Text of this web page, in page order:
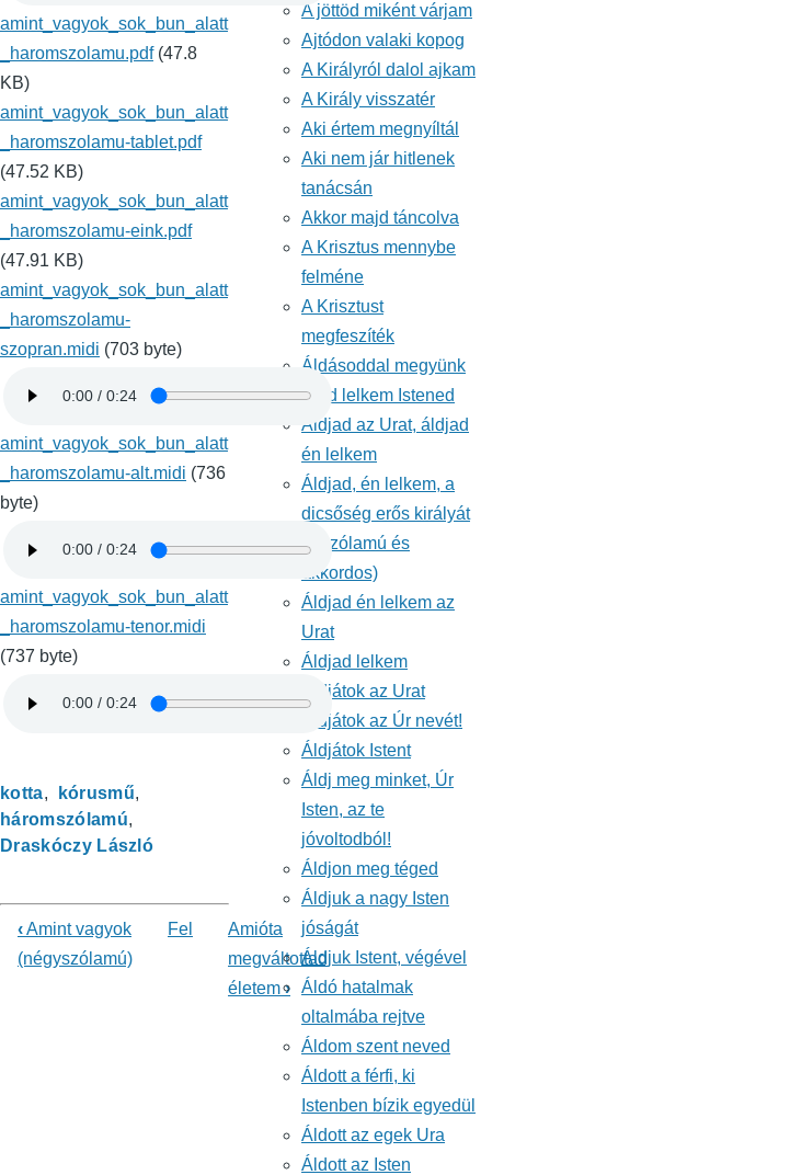
amint_vagyok_sok_bun_alatt
_haromszolamu.pdf (47.8
KB)
amint_vagyok_sok_bun_alatt
_haromszolamu-tablet.pdf
(47.52 KB)
amint_vagyok_sok_bun_alatt
_haromszolamu-eink.pdf
(47.91 KB)
amint_vagyok_sok_bun_alatt
_haromszolamu-
szopran.midi (703 byte)
amint_vagyok_sok_bun_alatt
_haromszolamu-alt.midi (736
byte)
amint_vagyok_sok_bun_alatt
_haromszolamu-tenor.midi
(737 byte)
kotta
kórusmű
háromszólamú
Draskóczy László
Könyv
kereszthivatkozásai
‹Amint vagyok
(négyszólamú)
Fel
Amióta
megváltottad
életem›
A jöttöd miként várjam
Ajtódon valaki kopog
A Királyról dalol ajkam
A Király visszatér
Aki értem megnyíltál
Aki nem jár hitlenek
tanácsán
Akkor majd táncolva
A Krisztus mennybe
felméne
A Krisztust
megfeszíték
Áldásoddal megyünk
Áldd lelkem Istened
Áldjad az Urat, áldjad
én lelkem
Áldjad, én lelkem, a
dicsőség erős királyát
(ötszólamú és
akkordos)
Áldjad én lelkem az
Urat
Áldjad lelkem
Áldjátok az Urat
Áldjátok az Úr nevét!
Áldjátok Istent
Áldj meg minket, Úr
Isten, az te
jóvoltodból!
Áldjon meg téged
Áldjuk a nagy Isten
jóságát
Áldjuk Istent, végével
Áldó hatalmak
oltalmába rejtve
Áldom szent neved
Áldott a férfi, ki
Istenben bízik egyedül
Áldott az egek Ura
Áldott az Isten